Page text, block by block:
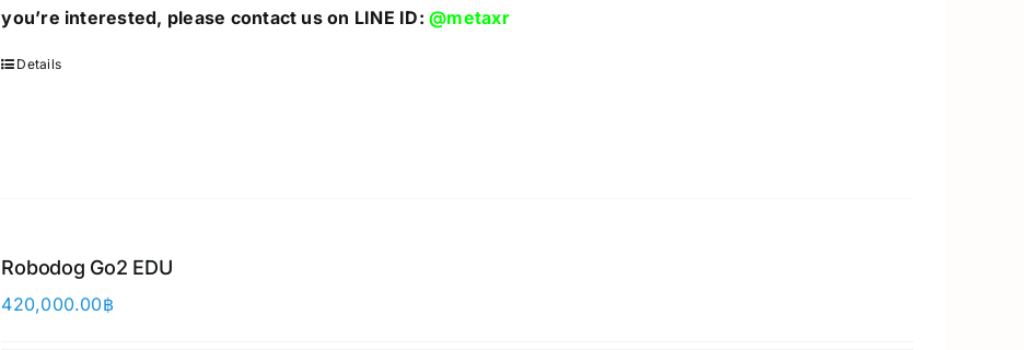
you’re interested, please contact us on LINE ID:@metaxr
Details
Robodog Go2 EDU
420,000.00฿